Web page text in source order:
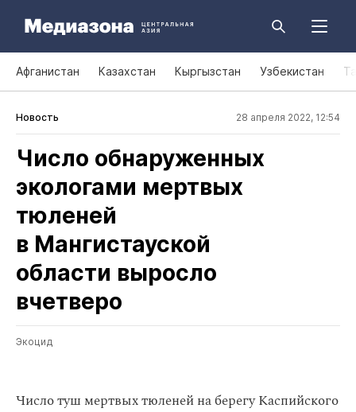
Афганистан Казахстан Кыргызстан Узбекистан
Новость 28 апреля 2022, 12:54
Число обнаруженных
экологами мертвых
тюленей
в Мангистауской
области выросло
вчетверо
Экоцид
Число туш мертвых тюленей на берегу Каспийского